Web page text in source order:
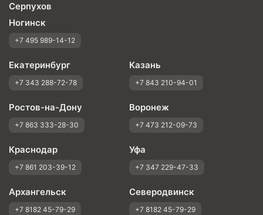
Серпухов
Ногинск
+7 495 989-14-12
Екатеринбург
+7 343 288-72-78
Казань
+7 843 210-94-01
Ростов-на-Дону
+7 863 333-28-30
Воронеж
+7 473 212-09-73
Краснодар
+7 861 203-39-12
Уфа
+7 347 229-47-33
Архангельск
+7 8182 45-79-29
Северодвинск
+7 8182 45-79-29